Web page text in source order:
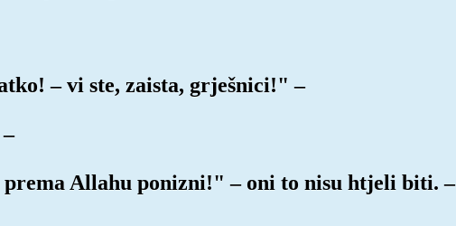
– vi ste, zaista, grješnici!" –
Allahu ponizni!" – oni to nisu htjeli biti. –